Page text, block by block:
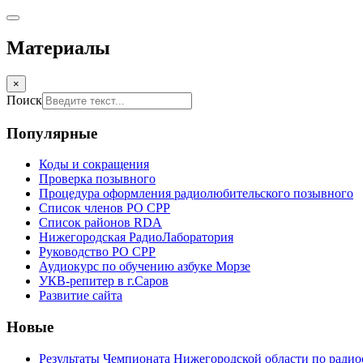
Материалы
×
Поиск
Популярные
Коды и сокращения
Проверка позывного
Процедура оформления радиолюбительского позывного
Список членов РО СРР
Список районов RDA
Нижегородская РадиоЛаборатория
Руководство РО СРР
Аудиокурс по обучению азбуке Морзе
УКВ-репитер в г.Саров
Развитие сайта
Новые
Результаты Чемпионата Нижегородской области по